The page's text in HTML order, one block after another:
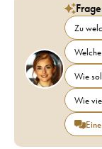
Zu
Wie
Wie